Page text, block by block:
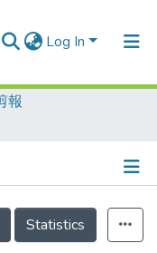
Log In
報
Statistics